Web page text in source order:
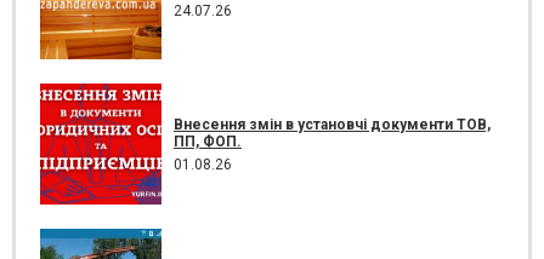
24.07.26
Внесення змін в установчі документи ТОВ,
ПП, ФОП.
01.08.26